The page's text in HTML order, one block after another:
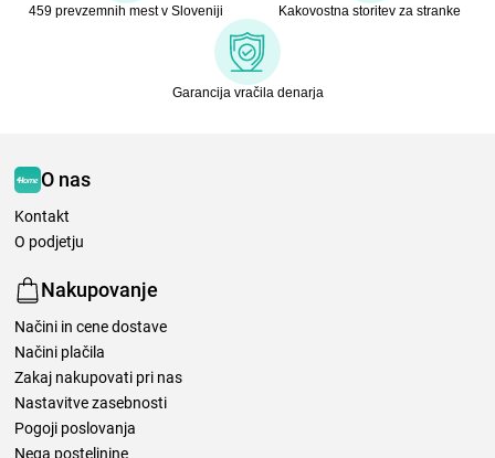
459 prevzemnih mest v Sloveniji Kakovostna storitev za stranke
Garancija vračila denarja
O nas
Kontakt
O podjetju
Nakupovanje
Načini in cene dostave
Načini plačila
Zakaj nakupovati pri nas
Nastavitve zasebnosti
Pogoji poslovanja
Nega posteljnine